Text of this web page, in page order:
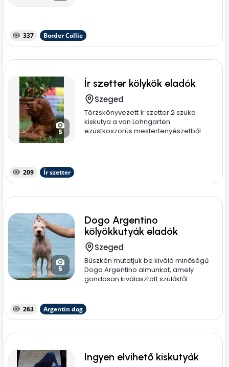
337 Border Collie
5
Ír szetter kölykök eladók
Szeged
Törzskönyvezett ír szetter 2 szuka
kiskutya a von Lohngarten
ezüstkoszorús mestertenyészetből
209 Ír szetter
5
Dogo Argentino
kölyökkutyák eladók
Szeged
Büszkén mutatjuk be kiváló minőségű
Dogo Argentino almunkat, amely
gondosan kiválasztott szülőktől...
263 Argentin dog
Ingyen elvihető kiskutyák